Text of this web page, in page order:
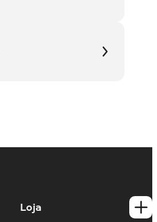
Loja